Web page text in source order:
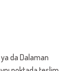
ya da Dalaman